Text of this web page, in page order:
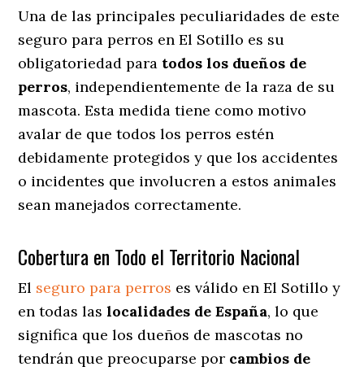
Una de las principales peculiaridades de este
seguro para perros en El Sotillo es su
obligatoriedad para todos los dueños de
perros, independientemente de la raza de su
mascota. Esta medida tiene como motivo
avalar de que todos los perros estén
debidamente protegidos y que los accidentes
o incidentes que involucren a estos animales
sean manejados correctamente.
Cobertura en Todo el Territorio Nacional
El seguro para perros es válido en El Sotillo y
en todas laslocalidades de España, lo que
significa que los dueños de mascotas no
tendrán que preocuparse por cambios de